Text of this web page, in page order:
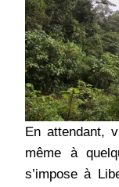
En attendant,
même à
s’impose à